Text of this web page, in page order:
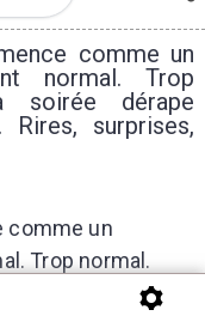
comme un
normal. Trop
soirée dérape
surprises,
comme un
Trop normal.
et vous